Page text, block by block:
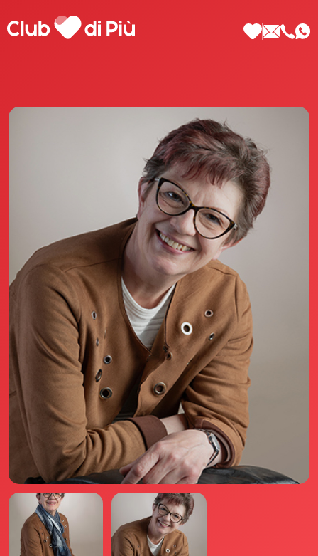
Scopri Club di Più
Le testimonianze Club di Più
La fondatrice Valeria Pilla
Annunci Donne
Agenzia matrimoniale Club di Più
Love Notebook
Il libro Donna di Cuori
Quanto costa Club di Più
Love Academy
Domande Frequenti
Impegno Sociale
Le nostre sedi
Facebook
YouTube
Instagram
TikTok